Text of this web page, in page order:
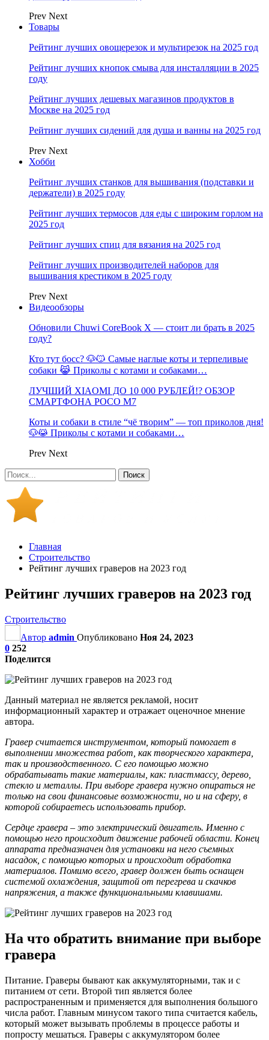
Prev Next
Товары
Рейтинг лучших овощерезок и мультирезок на 2025 год
Рейтинг лучших кнопок смыва для инсталляции в 2025
году
Рейтинг лучших дешевых магазинов продуктов в
Москве на 2025 год
Рейтинг лучших сидений для душа и ванны на 2025 год
Prev Next
Хобби
Рейтинг лучших станков для вышивания (подставки и
держатели) в 2025 году
Рейтинг лучших термосов для еды с широким горлом на
2025 год
Рейтинг лучших спиц для вязания на 2025 год
Рейтинг лучших производителей наборов для
вышивания крестиком в 2025 году
Prev Next
Видеообзоры
Обновили Chuwi CoreBook X — стоит ли брать в 2025
году?
Кто тут босс? 🐶😼 Самые наглые коты и терпеливые
собаки 😹 Приколы с котами и собаками…
ЛУЧШИЙ XIAOMI ДО 10 000 РУБЛЕЙ!? ОБЗОР
СМАРТФОНА POCO M7
Коты и собаки в стиле “чё творим” — топ приколов дня!
🐶😹 Приколы с котами и собаками…
Prev Next
Главная
Строительство
Рейтинг лучших граверов на 2023 год
Рейтинг лучших граверов на 2023 год
Строительство
Автор admin Опубликовано Ноя 24, 2023
0 252
Поделится
Данный материал не является рекламой, носит
информационный характер и отражает оценочное мнение
автора.
Гравер считается инструментом, который помогает в
выполнении множества работ, как творческого характера,
так и производственного. С его помощью можно
обрабатывать такие материалы, как: пластмассу, дерево,
стекло и металлы. При выборе гравера нужно опираться не
только на свои финансовые возможности, но и на сферу, в
которой собираетесь использовать прибор.
Сердце гравера – это электрический двигатель. Именно с
помощью него происходит движение рабочей области. Конец
аппарата предназначен для установки на него съемных
насадок, с помощью которых и происходит обработка
материалов. Помимо всего, гравер должен быть оснащен
системой охлаждения, защитой от перегрева и скачков
напряжения, а также функциональными клавишами.
На что обратить внимание при выборе
гравера
Питание. Граверы бывают как аккумуляторными, так и с
питанием от сети. Второй тип является более
распространенным и применяется для выполнения большого
числа работ. Главным минусом такого типа считается кабель,
который может вызывать проблемы в процессе работы и
попросту мешаться. Граверы с аккумулятором более